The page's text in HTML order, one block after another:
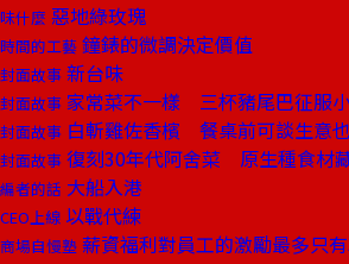
味什麼 惡地綠玫瑰
時間的工藝 鐘錶的微調決定價值
封面故事 新台味
封面故事 家常菜不一樣 三杯豬尾巴征服
封面故事 白斬雞佐香檳 餐桌前可談生意
封面故事 復刻30年代阿舍菜 原生種食材
編者的話 大船入港
CEO上線 以戰代練
商場自慢塾 薪資福利對員工的激勵最多只